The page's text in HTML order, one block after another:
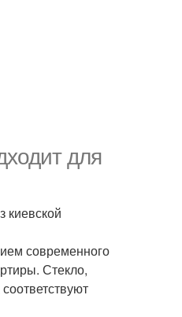
для
киевской
современного
Стекло,